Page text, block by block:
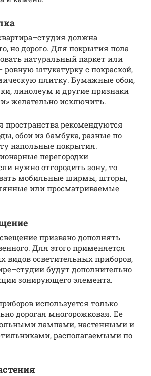
должна
но дорого. Для покрытия пола
натуральный паркет или
ровную штукатурку с покраской,
плитку. Бумажные обои,
линолеум и другие признаки
желательно исключить.
пространства рекомендуются
обои из бамбука, разные по
напольные покрытия.
перегородки
нужно отгородить зону, то
мобильные ширмы, шторы,
или просматриваемые
призвано дополнять
Для этого применяется
видов осветительных приборов,
будут дополнительно
зонирующего элемента.
используется только
дорогая многорожковая. Ее
лампами, настенными и
располагаемыми по